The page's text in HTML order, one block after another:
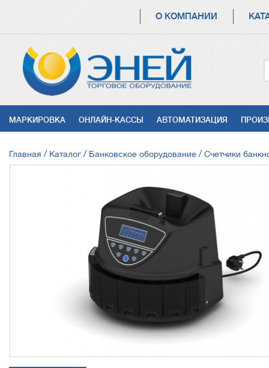
НАВИГАЦИЯ
О КОМПАНИИ
УСЛУГИ
МАРКИРОВКА ОНЛАЙН-КАССЫ АВТОМАТИЗАЦИЯ
СТРОКА
НАВИГАЦИИ
Главная Каталог Банковское оборудование Счетчики